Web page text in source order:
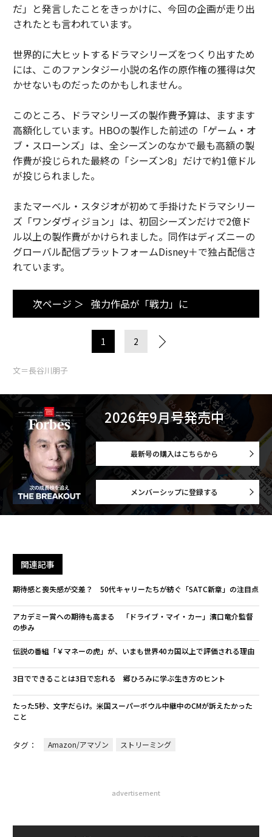
だ」と発言したことをきっかけに、今回の企画が走り出
されたとも言われています。
世界的に大ヒットするドラマシリーズをつくり出すため
には、このファンタジー小説の名作の原作権の獲得は欠
かせないものだったのかもしれません。
このところ、ドラマシリーズの製作費予算は、ますます
高額化しています。HBOの製作した前述の「ゲーム・オ
ブ・スローンズ」は、全シーズンのなかで最も高額の製
作費が投じられた最終の「シーズン8」だけで約1億ドル
が投じられました。
またマーベル・スタジオが初めて手掛けたドラマシリー
ズ「ワンダヴィジョン」は、初回シーズンだけで2億ド
ル以上の製作費がかけられました。同作はディズニーの
グローバル配信プラットフォームDisney＋で独占配信さ
れています。
次ページ ＞ 強力作品が「戦力」に
1 2
文＝長谷川朋子
2026年9月号発売中
最新号の購入はこちらから
メンバーシップに登録する
関連記事
期待感と喪失感が交差？ 50代キャリーたちが紡ぐ「SATC新章」の注目点
アカデミー賞への期待も高まる 「ドライブ・マイ・カー」濱口竜介監督
の歩み
伝説の番組「￥マネーの虎」が、いまも世界40カ国以上で評価される理由
3日でできることは3日で忘れる 郷ひろみに学ぶ生き方のヒント
たった5秒、文字だらけ。米国スーパーボウル中継中のCMが訴えたかった
こと
タグ： Amazon/アマゾン ストリーミング
advertisement